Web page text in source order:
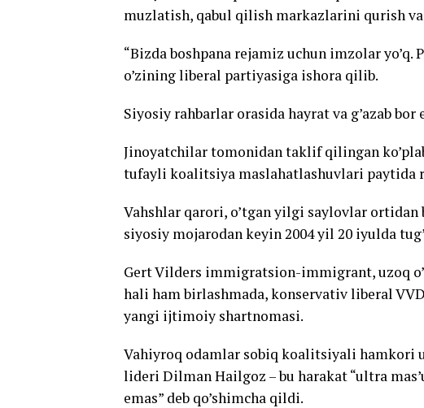
muzlatish, qabul qilish markazlarini qurish
“Bizda boshpana rejamiz uchun imzolar
o’zining liberal partiyasiga ishora qilib.
Siyosiy rahbarlar orasida hayrat va g’azab bor
Jinoyatchilar tomonidan taklif qilingan
tufayli koalitsiya maslahatlashuvlari paytida
Vahshlar qarori, o’tgan yilgi saylovlar
siyosiy mojarodan keyin 2004 yil 20 iyulda
Gert Vilders immigratsion-immigrant, uzoq
hali ham birlashmada, konservativ liberal
yangi ijtimoiy shartnomasi.
Vahiyroq odamlar sobiq koalitsiyali hamkori
lideri Dilman Hailgoz – bu harakat “ultra
emas” deb qo’shimcha qildi.